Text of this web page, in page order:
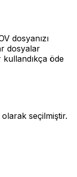
dosyanızı
dosyalar
öde
seçilmiştir.